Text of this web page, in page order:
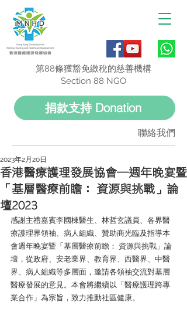
聯絡我們
捐款支持 Donation
第88條獲豁免繳稅的慈善機構
Section 88 NGO
香港醫療護理發展協會—週年晚宴暨
「基層醫療前瞻： 資源與挑戰」論
壇2023
2023年2月20日
感謝主禮嘉賓李國棟醫生、林哲玄議員、各界醫
療護理界領袖、病人組織、贊助商光臨及指導本
會週年晚宴暨「基層醫療前瞻： 資源與挑戰」論
壇，從政府、安老業界、教育界、西醫界、中醫
界、病人組織等多層面，邀請各領袖交流對基層
醫療發展的意見。本會將繼續以「醫療護理跨專
業合作」為宗旨，致力推動社區健康。